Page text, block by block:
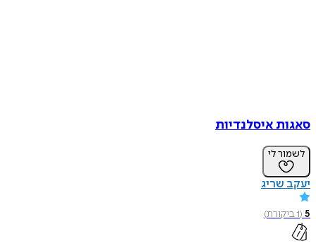
סאגות איסלנדיות
לשמור לי
יעקב שריג
5
(
1ביקורת)